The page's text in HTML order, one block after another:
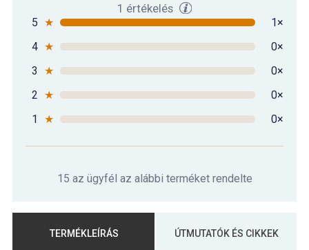
1 értékelés
5 ★
1×
4 ★
0×
3
★
0×
2 ★
0×
1
★ 0×
15 az ügyfél az alábbi terméket rendelte
TERMÉKLEÍRÁS ÚTMUTATÓK ÉS CIKKEK